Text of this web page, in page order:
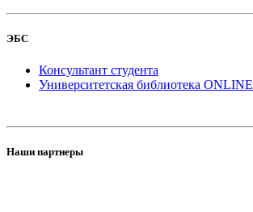
ЭБС
Консультант студента
Университетская библиотека ONLINE
Наши партнеры